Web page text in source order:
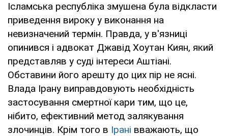
Ісламська республіка змушена була відкласти
приведення вироку у виконання на
невизначений термін. Правда, у в'язниці
опинився і адвокат Джавід Хоутан Киян, який
представляв у суді інтереси Аштіані.
Обставини його арешту до цих пір не ясні.
Влада Ірану виправдовують необхідність
застосування смертної кари тим, що це,
нібито, ефективний метод залякування
злочинців. Крім того в Ірані вважають, що